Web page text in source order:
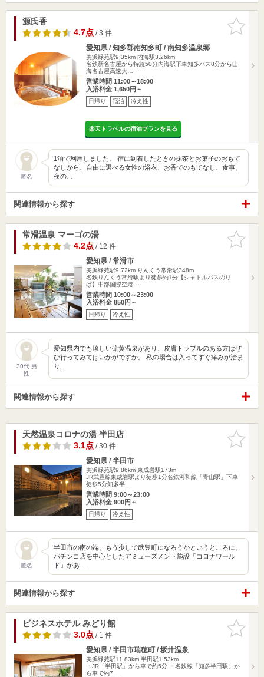
お気に入
りに追加
源氏香
4.7点/ 3 件
愛知県 / 知多郡南知多町 / 南知多温泉郷
美浜緑苑駅9.35km 内海駅3.26km
名鉄新名古屋から特急50分内海駅下車知多バス8分から山
海名古屋高速大…
営業時間 11:00～18:00
入浴料金 1,650円～
日帰り 宿泊 冷え性
楽天トラベルの宿泊プランを見る
匿名
1泊で利用しました。 宿に到着したときの抹茶とお菓子のおもて
なしから、自由に選べる女性の浴衣、お香でのもてなし、食事、
夜の…
関連情報から探す
お気に入
りに追加
常滑温泉 マーゴの湯
4.2点/ 12 件
愛知県 / 常滑市
美浜緑苑駅9.72km りんくう常滑駅348m
名鉄りんくう常滑駅より徒歩約1分【シャトルバスのり
ば】中部国際空港 …
営業時間 10:00～23:00
入浴料金 850円～
日帰り 冷え性
30代 男
性
愛知県内でも珍しい硫黄温泉があり、皮膚トラブルのある方はぜ
ひ行ってみてはいかがですか。 私の場合は入ってすぐ痒みが治ま
り…
関連情報から探す
お気に入
りに追加
天然温泉コロナの湯 半田店
3.1点/ 30 件
愛知県 / 半田市
美浜緑苑駅9.86km 東成岩駅173m
JR武豊線東成岩駅より徒歩1分名鉄河和線「青山駅」下車
徒歩5分知多半…
営業時間 9:00～23:00
入浴料金 900円～
日帰り 冷え性
匿名
半田市の南の端、もう少しで武豊町になろうかというところに、
パチンコ店を中心としたアミューズメント施設「コロナワール
ド」があ…
関連情報から探す
お気に入
りに追加
ビジネスホテル みどり館
3.0点/ 1 件
愛知県 / 半田市瑞穂町 / 坂井温泉
美浜緑苑駅11.83km 半田駅1.53km
・JR「半田駅」から車で約5分 ・名鉄線「知多半田駅」か
ら車で約7…